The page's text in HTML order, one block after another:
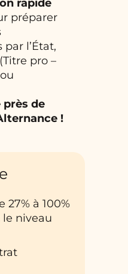
rapide
préparer
l’État,
pro –
près de
!
27% à 100%
le niveau